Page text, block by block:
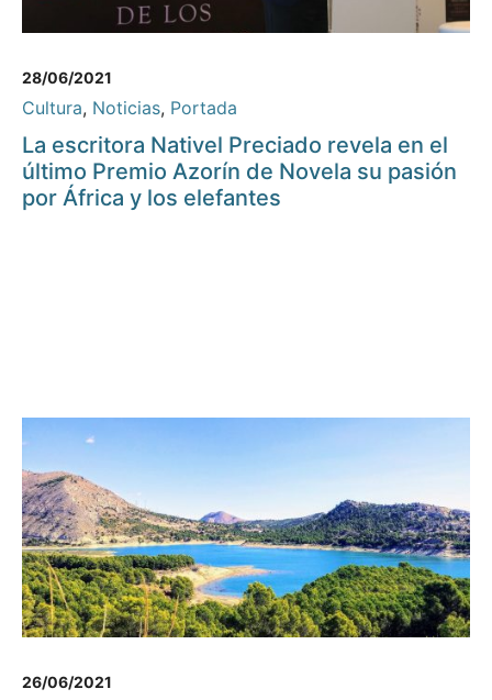
28/06/2021
Cultura, Noticias, Portada
La escritora Nativel Preciado revela en el
último Premio Azorín de Novela su pasión
por África y los elefantes
26/06/2021